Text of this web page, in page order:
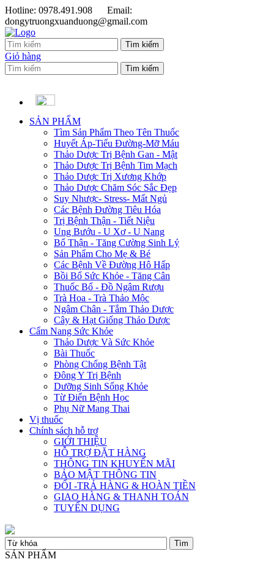
Hotline: 0978.491.908
Email:
dongytruongxuanduong@gmail.com
Giỏ hàng
SẢN PHẨM
Tìm Sản Phẩm Theo Tên Thuốc
Huyết Áp-Tiểu Đường-Mỡ Máu
Thảo Dược Trị Bệnh Gan - Mật
Thảo Dược Trị Bệnh Tim Mạch
Thảo Dược Trị Xương Khớp
Thảo Dược Chăm Sóc Sắc Đẹp
Suy Nhược- Stress- Mất Ngủ
Các Bệnh Đường Tiêu Hóa
Trị Bệnh Thận - Tiết Niệu
Ung Bướu - U Xơ - U Nang
Bổ Thận - Tăng Cường Sinh Lý
Sản Phẩm Cho Mẹ & Bé
Các Bệnh Về Đường Hô Hấp
Bồi Bổ Sức Khỏe - Tăng Cân
Thuốc Bổ - Đồ Ngâm Rượu
Trà Hoa - Trà Thảo Mộc
Ngâm Chân - Tắm Thảo Dược
Cây & Hạt Giống Thảo Dược
Cẩm Nang Sức Khỏe
Thảo Dược Và Sức Khỏe
Bài Thuốc
Phòng Chống Bệnh Tật
Đông Y Trị Bệnh
Dưỡng Sinh Sống Khỏe
Từ Điển Bệnh Học
Phụ Nữ Mang Thai
Vị thuốc
Chính sách hỗ trợ
GIỚI THIỆU
HỖ TRỢ ĐẶT HÀNG
THÔNG TIN KHUYẾN MÃI
BẢO MẬT THÔNG TIN
ĐỔI -TRẢ HÀNG & HOÀN TIỀN
GIAO HÀNG & THANH TOÁN
TUYỂN DỤNG
SẢN PHẨM